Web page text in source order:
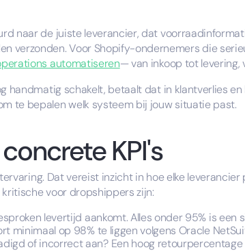
naar de juiste leverancier, dat
Voor Shopify-ondernemers die
automatiseren— van inkoop tot levering,
handmatig schakelt, betaalt dat in klantverlies
te bepalen welk systeem bij jouw situatie past.
KPI's
Dat vereist inzicht in hoe elke leverancier
voor dropshippers zijn:
levertijd aankomt. Alles onder 95% is een
minimaal op 98% te liggen volgens Oracle
of incorrect aan? Een hoog